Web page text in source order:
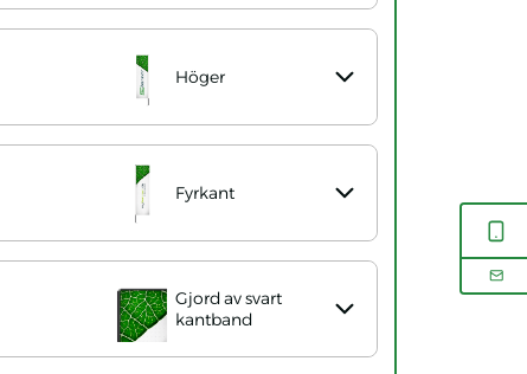
Höger
Fyrkant
Gjord av svart
kantband